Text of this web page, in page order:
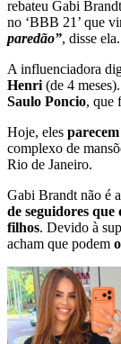
rebateu Gabi
no ‘BBB 21’ que
paredão”, disse ela.
A influenciadora
Henri (de 4
Saulo Poncio, que
Hoje, eles
complexo de
Rio de Janeiro.
Gabi Brandt não é
de seguidores que
filhos. Devido à
acham que podem